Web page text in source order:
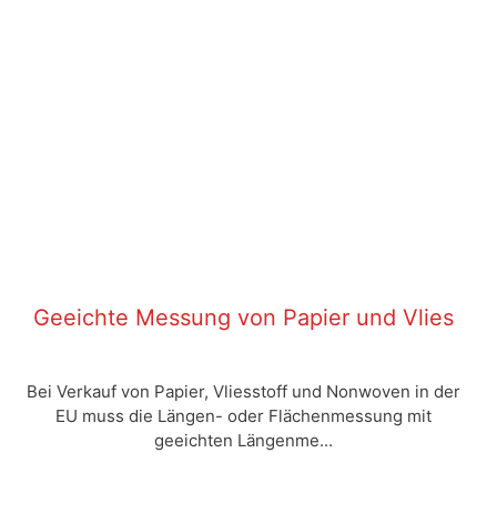
Geeichte Messung von Papier und Vlies
Bei Verkauf von Papier, Vliesstoff und Nonwoven in der
EU muss die Längen- oder Flächenmessung mit
geeichten Längenme...